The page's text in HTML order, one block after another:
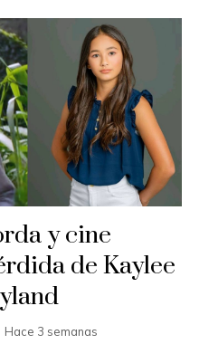
y cine
de Kaylee
Hace 3 semanas